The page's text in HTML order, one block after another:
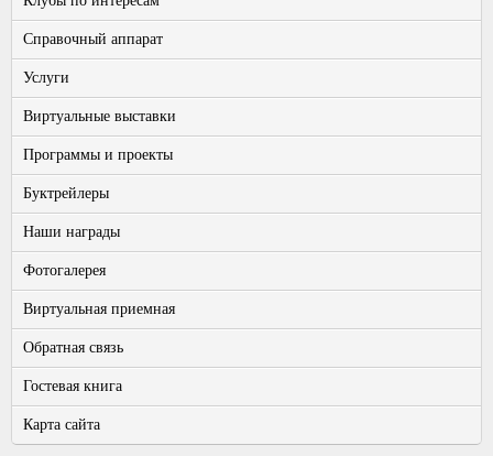
Справочный аппарат
Услуги
Виртуальные выставки
Программы и проекты
Буктрейлеры
Наши награды
Фотогалерея
Виртуальная приемная
Обратная связь
Гостевая книга
Карта сайта